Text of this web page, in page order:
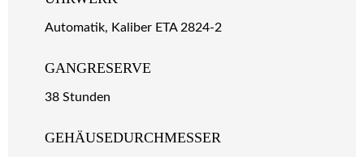
Automatik, Kaliber ETA 2824-2
GANGRESERVE
38 Stunden
GEHÄUSEDURCHMESSER